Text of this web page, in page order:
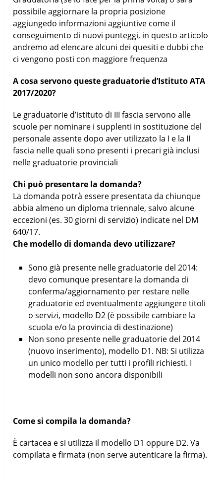
possibile aggiornare la propria posizione
aggiungedo informazioni aggiuntive come il
conseguimento di nuovi punteggi, in questo articolo
andremo ad elencare alcuni dei quesiti e dubbi che
ci vengono posti con maggiore frequenza
A cosa servono queste graduatorie d’Istituto ATA
2017/2020?
Le graduatorie d’istituto di III fascia servono alle
scuole per nominare i supplenti in sostituzione del
personale assente dopo aver utilizzato la I e la II
fascia nelle quali sono presenti i precari già inclusi
nelle graduatorie provinciali
Chi può presentare la domanda?
La domanda potrà essere presentata da chiunque
abbia almeno un diploma triennale, salvo alcune
eccezioni (es. 30 giorni di servizio) indicate nel DM
640/17.
Che modello di domanda devo utilizzare?
Sono già presente nelle graduatorie del 2014:
devo comunque presentare la domanda di
conferma/aggiornamento per restare nelle
graduatorie ed eventualmente aggiungere titoli
o servizi, modello D2 (è possibile cambiare la
scuola e/o la provincia di destinazione)
Non sono presente nelle graduatorie del 2014
(nuovo inserimento), modello D1. NB: Si utilizza
un unico modello per tutti i profili richiesti. I
modelli non sono ancora disponibili
Come si compila la domanda?
È cartacea e si utilizza il modello D1 oppure D2. Va
compilata e firmata (non serve autenticare la firma).